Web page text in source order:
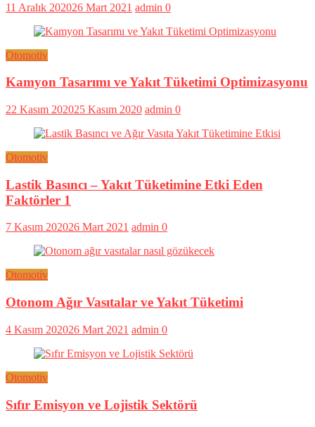
11 Aralık 202026 Mart 2021 admin 0
Otomotiv
Kamyon Tasarımı ve Yakıt Tüketimi Optimizasyonu
22 Kasım 202025 Kasım 2020 admin 0
Otomotiv
Lastik Basıncı – Yakıt Tüketimine Etki Eden
Faktörler 1
7 Kasım 202026 Mart 2021 admin 0
Otomotiv
Otonom Ağır Vasıtalar ve Yakıt Tüketimi
4 Kasım 202026 Mart 2021 admin 0
Otomotiv
Sıfır Emisyon ve Lojistik Sektörü